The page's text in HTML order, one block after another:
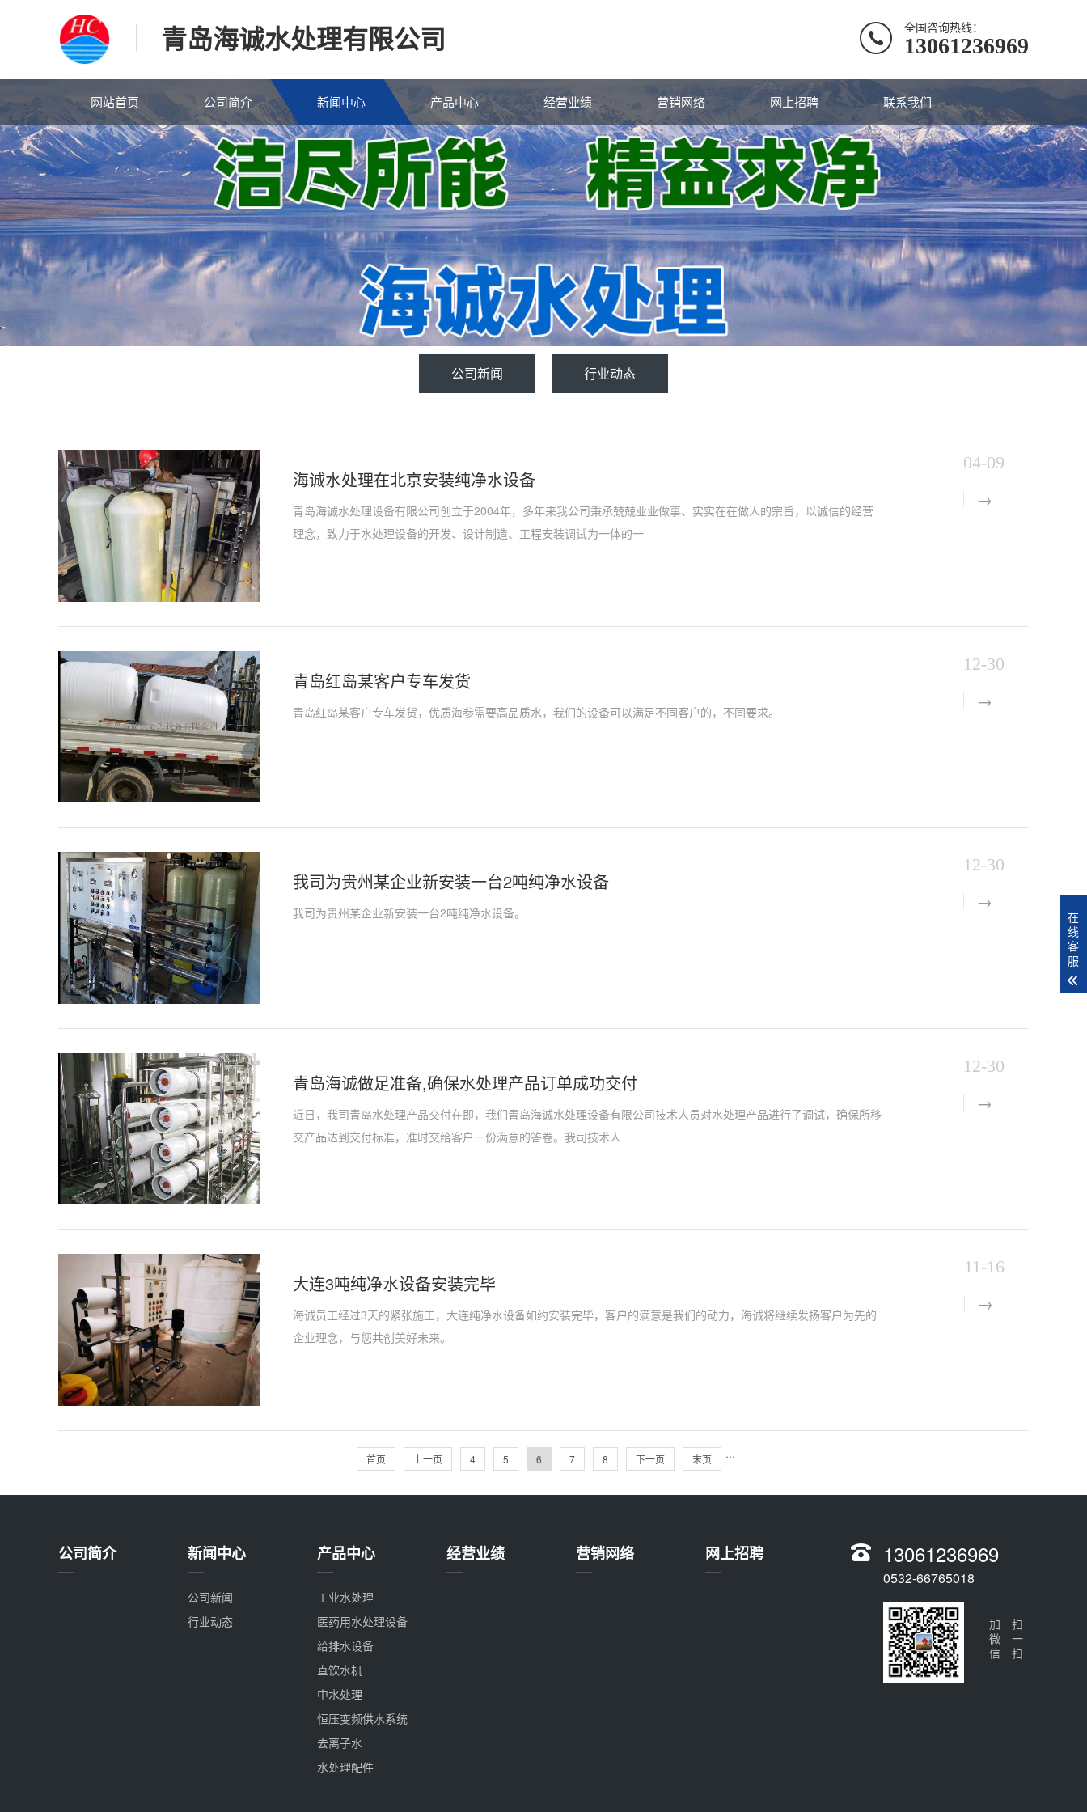
青岛海诚水处理有限公司 全国咨询热线：
13061236969
网站首页 公司简介 新闻中心 产品中心 经营业绩 营销网络 网上招聘 联系我们
公司新闻 行业动态
海诚水处理在北京安装纯净水设备
04-09
青岛海诚水处理设备有限公司创立于2004年，多年来我公司秉承兢兢业业做事、实实在在做人的宗旨，以诚信的经营
理念，致力于水处理设备的开发、设计制造、工程安装调试为一体的一
青岛红岛某客户专车发货
12-30
青岛红岛某客户专车发货，优质海参需要高品质水，我们的设备可以满足不同客户的，不同要求。
我司为贵州某企业新安装一台2吨纯净水设备
12-30
我司为贵州某企业新安装一台2吨纯净水设备。
青岛海诚做足准备,确保水处理产品订单成功交付
12-30
近日，我司青岛水处理产品交付在即，我们青岛海诚水处理设备有限公司技术人员对水处理产品进行了调试，确保所移
交产品达到交付标准，准时交给客户一份满意的答卷。我司技术人
大连3吨纯净水设备安装完毕
11-16
海诚员工经过3天的紧张施工，大连纯净水设备如约安装完毕，客户的满意是我们的动力，海诚将继续发扬客户为先的
企业理念，与您共创美好未来。
首页 上一页 ···
4 5 6 7 8 下一页 末页
公司简介 新闻中心
公司新闻
行业动态
产品中心
工业水处理
医药用水处理设备
给排水设备
直饮水机
中水处理
恒压变频供水系统
去离子水
水处理配件
经营业绩 营销网络 网上招聘 13061236969
0532-66765018
扫一扫
加微信
在
线
客
服